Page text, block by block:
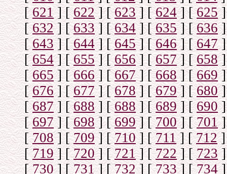
[621] [622] [623] [624] [625]
[632] [633] [634] [635] [636]
[643] [644] [645] [646] [647]
[654] [655] [656] [657] [658]
[665] [666] [667] [668] [669]
[676] [677] [678] [679] [680]
[687] [688] [688] [689] [690]
[697] [698] [699] [700] [701]
[708] [709] [710] [711] [712]
[719] [720] [721] [722] [723]
[730] [731] [732] [733] [734]